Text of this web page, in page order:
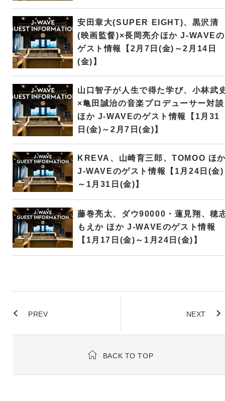
安田章大(SUPER EIGHT)、黒沢清
(映画監督)×長岡亮介ほか J-WAVEの
ゲスト情報【2月7日(金)～2月14日
(金)】
山口智子が人生で得た学び、小林武
×亀田誠治の音楽プロデューサー対談
ほか J-WAVEのゲスト情報【1月31
日(金)～2月7日(金)】
KREVA、山崎育三郎、TOMOO ほ
J-WAVEのゲスト情報【1月24日(金)
～1月31日(金)】
藤巻亮太、ダウ90000・蓮見翔、穂
もえか ほか J-WAVEのゲスト情報
【1月17日(金)～1月24日(金)】
PREV NEXT
BACK TO TOP